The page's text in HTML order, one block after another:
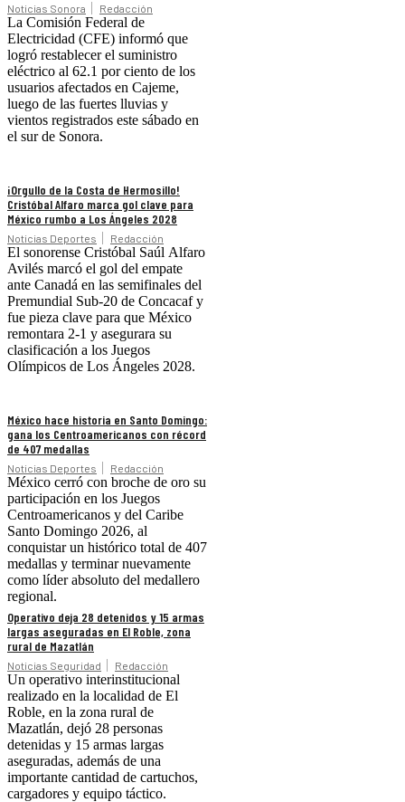
Noticias Sonora Redacción
La Comisión Federal de
Electricidad (CFE) informó que
logró restablecer el suministro
eléctrico al 62.1 por ciento de los
usuarios afectados en Cajeme,
luego de las fuertes lluvias y
vientos registrados este sábado en
el sur de Sonora.
¡Orgullo de la Costa de Hermosillo!
Cristóbal Alfaro marca gol clave para
México rumbo a Los Ángeles 2028
Noticias Deportes Redacción
El sonorense Cristóbal Saúl Alfaro
Avilés marcó el gol del empate
ante Canadá en las semifinales del
Premundial Sub-20 de Concacaf y
fue pieza clave para que México
remontara 2-1 y asegurara su
clasificación a los Juegos
Olímpicos de Los Ángeles 2028.
México hace historia en Santo Domingo:
gana los Centroamericanos con récord
de 407 medallas
Noticias Deportes Redacción
México cerró con broche de oro su
participación en los Juegos
Centroamericanos y del Caribe
Santo Domingo 2026, al
conquistar un histórico total de 407
medallas y terminar nuevamente
como líder absoluto del medallero
regional.
Operativo deja 28 detenidos y 15 armas
largas aseguradas en El Roble, zona
rural de Mazatlán
Noticias Seguridad Redacción
Un operativo interinstitucional
realizado en la localidad de El
Roble, en la zona rural de
Mazatlán, dejó 28 personas
detenidas y 15 armas largas
aseguradas, además de una
importante cantidad de cartuchos,
cargadores y equipo táctico.